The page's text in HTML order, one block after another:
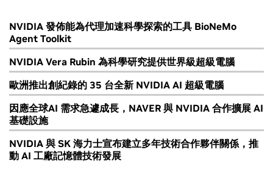
NVIDIA 發佈能為代理加速科學探索的工具 BioNeMo
Agent Toolkit
NVIDIA Vera Rubin 為科學研究提供世界級超級電腦
歐洲推出創紀錄的 35 台全新 NVIDIA AI 超級電腦
因應全球AI 需求急遽成長，NAVER 與 NVIDIA 合作擴展 AI
基礎設施
NVIDIA 與 SK 海力士宣布建立多年技術合作夥伴關係，推
動 AI 工廠記憶體技術發展